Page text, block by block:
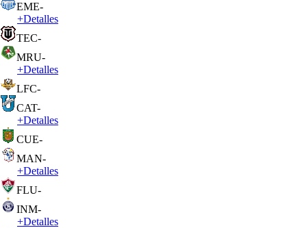
EME-
+Detalles
TEC-
MRU-
+Detalles
LFC-
CAT-
+Detalles
CUE-
MAN-
+Detalles
FLU-
INM-
+Detalles